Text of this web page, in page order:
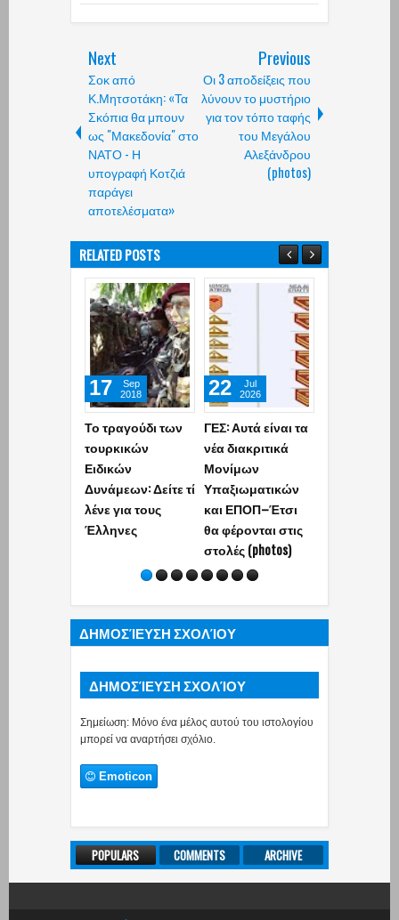
Next
Σοκ από
Κ.Μητσοτάκη: «Τα
Σκόπια θα μπουν
ως "Μακεδονία" στο
ΝΑΤΟ - Η
υπογραφή Κοτζιά
παράγει
αποτελέσματα»
Previous
Οι 3 αποδείξεις που
λύνουν το μυστήριο
για τον τόπο ταφής
του Μεγάλου
Αλεξάνδρου
(photos)
RELATED POSTS
Το τραγούδι των
τουρκικών
Ειδικών
Δυνάμεων: Δείτε τί
λένε για τους
Έλληνες
17
Sep
2018
ΓΕΣ: Αυτά είναι τα
νέα διακριτικά
Μονίμων
Υπαξιωματικών
και ΕΠΟΠ–Έτσι
θα φέρονται στις
στολές (photos)
22
Jul
2026
ΔΗΜΟΣΊΕΥΣΗ ΣΧΟΛΊΟΥ
ΔΗΜΟΣΊΕΥΣΗ ΣΧΟΛΊΟΥ
Σημείωση: Μόνο ένα μέλος αυτού του ιστολογίου
μπορεί να αναρτήσει σχόλιο.
Emoticon
POPULARS COMMENTS ARCHIVE